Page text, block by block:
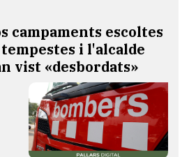
campaments escoltes
i l'alcalde
vist «desbordats»